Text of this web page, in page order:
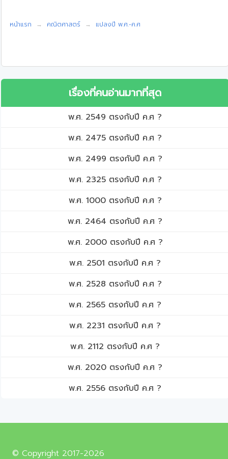
หน้าแรก คณิตศาสตร์ แปลงปี พ.ศ.-ค.ศ
เรื่องที่คนอ่านมากที่สุด
พ.ศ. 2549 ตรงกับปี ค.ศ ?
พ.ศ. 2475 ตรงกับปี ค.ศ ?
พ.ศ. 2499 ตรงกับปี ค.ศ ?
พ.ศ. 2325 ตรงกับปี ค.ศ ?
พ.ศ. 1000 ตรงกับปี ค.ศ ?
พ.ศ. 2464 ตรงกับปี ค.ศ ?
พ.ศ. 2000 ตรงกับปี ค.ศ ?
พ.ศ. 2501 ตรงกับปี ค.ศ ?
พ.ศ. 2528 ตรงกับปี ค.ศ ?
พ.ศ. 2565 ตรงกับปี ค.ศ ?
พ.ศ. 2231 ตรงกับปี ค.ศ ?
พ.ศ. 2112 ตรงกับปี ค.ศ ?
พ.ศ. 2020 ตรงกับปี ค.ศ ?
พ.ศ. 2556 ตรงกับปี ค.ศ ?
© Copyright 2017-2026